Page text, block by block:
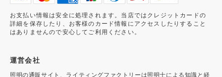
お支払い情報は安全に処理されます。当店ではクレジットカードの
詳細を保存したり、お客様のカード情報にアクセスしたりすること
はありませんので安心してご利用ください。
運営会社
照明の通販サイト、ライティングファクトリーは照明士による知識と経